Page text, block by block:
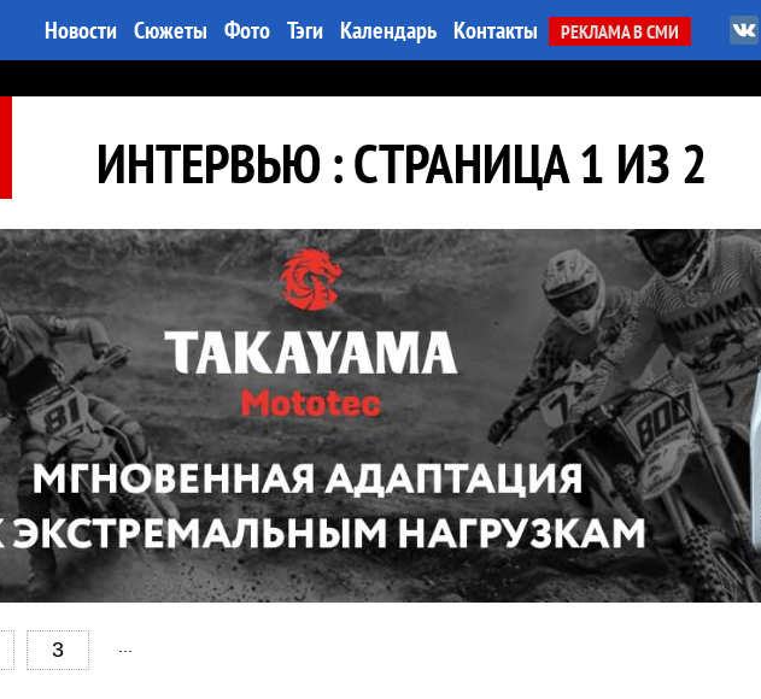
Новости Сюжеты Фото Тэги Календарь Контакты РЕКЛАМА В СМИ
ИНТЕРВЬЮ : СТРАНИЦА 1 ИЗ 2
3 ...